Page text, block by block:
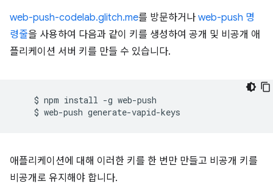
web-push-codelab.glitch.me를 방문하거나 web-push 명
령줄을 사용하여 다음과 같이 키를 생성하여 공개 및 비공개 애
플리케이션 서버 키를 만들 수 있습니다.
$ npm install -g
$ web-push
애플리케이션에 대해 이러한 키를 한 번만 만들고 비공개 키를
비공개로 유지해야 합니다.